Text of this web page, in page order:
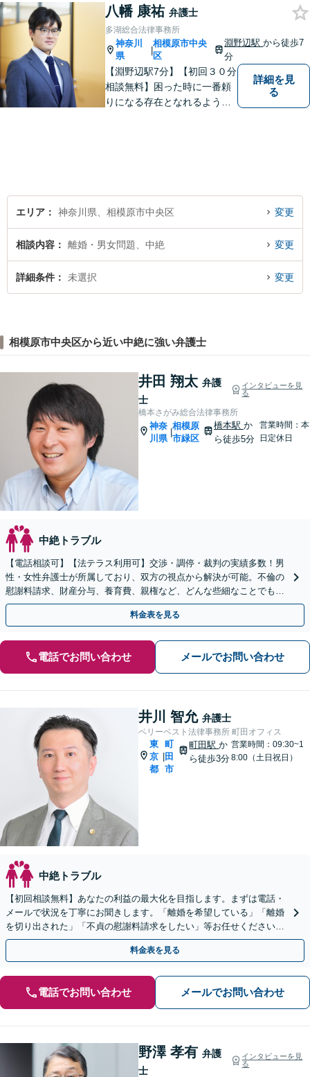
す。住宅ローンの支払で悩ま
れている方も一度ご相談くだ
さい。最高の結果が出せるよ
う自己研鑽を怠らず質の高い
仕事を目指します。
八幡 康祐 弁護士
多湖総合法律事務所
神奈川
県
|
相模原市中央
区
淵野辺駅から徒歩7
分
【淵野辺駅7分】【初回３０分
相談無料】困った時に一番頼
りになる存在となれるよう、
詳細を見
る
エリア 神奈川県、相模原市中央区 変更
相談内容 離婚・男女問題、中絶 変更
詳細条件 未選択 変更
相模原市中央区から近い中絶に強い弁護士
井田 翔太 弁護
士
インタビューを見
る
橋本さがみ総合法律事務所
神奈
川県
相模原
市緑区
橋本駅 か
ら徒歩5分
営業時間：本
日定休日
中絶トラブル
【電話相談可】【法テラス利用可】交渉・調停・裁判の実績多数！男
性・女性弁護士が所属しており、双方の視点から解決が可能。不倫の
慰謝料請求、財産分与、養育費、親権など、どんな些細なことでもお
気軽にご相談ください【休日・夜間面談可】【橋本駅6分】
料金表を見る
電話でお問い合わせ メールでお問い合わせ
井川 智允 弁護士
ベリーベスト法律事務所 町田オフィス
東
京
都
町
田
市
町田駅か
ら徒歩3分
営業時間：09:30~1
8:00（土日祝日）
中絶トラブル
【初回相談無料】あなたの利益の最大化を目指します。まずは電話・
メールで状況を丁寧にお聞きします。「離婚を希望している」「離婚
を切り出された」「不貞の慰謝料請求をしたい」等お任せください。
【リーズナブルな料金設定】
料金表を見る
電話でお問い合わせ メールでお問い合わせ
野澤 孝有 弁護
士
インタビューを見
る